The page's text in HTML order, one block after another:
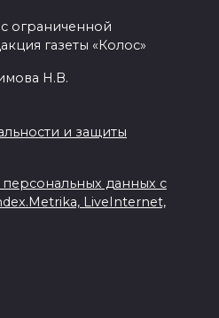
ограниченной
газеты «Колос»
Н.В.
и защиты
данных с
LiveInternet,